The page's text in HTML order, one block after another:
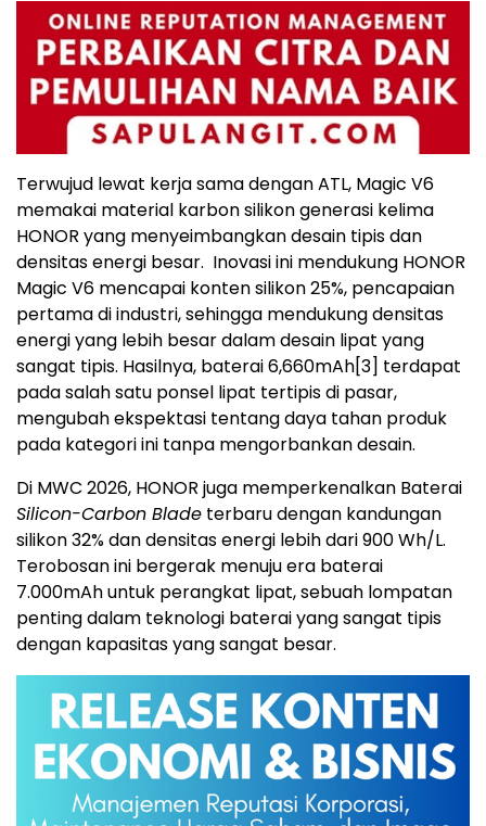
Terwujud lewat kerja sama dengan ATL, Magic V6
memakai material karbon silikon generasi kelima
HONOR yang menyeimbangkan desain tipis dan
densitas energi besar. Inovasi ini mendukung HONOR
Magic V6 mencapai konten silikon 25%, pencapaian
pertama di industri, sehingga mendukung densitas
energi yang lebih besar dalam desain lipat yang
sangat tipis. Hasilnya, baterai 6,660mAh[3] terdapat
pada salah satu ponsel lipat tertipis di pasar,
mengubah ekspektasi tentang daya tahan produk
pada kategori ini tanpa mengorbankan desain.
Di MWC 2026, HONOR juga memperkenalkan Baterai
Silicon-Carbon Blade terbaru dengan kandungan
silikon 32% dan densitas energi lebih dari 900 Wh/L.
Terobosan ini bergerak menuju era baterai
7.000mAh untuk perangkat lipat, sebuah lompatan
penting dalam teknologi baterai yang sangat tipis
dengan kapasitas yang sangat besar.